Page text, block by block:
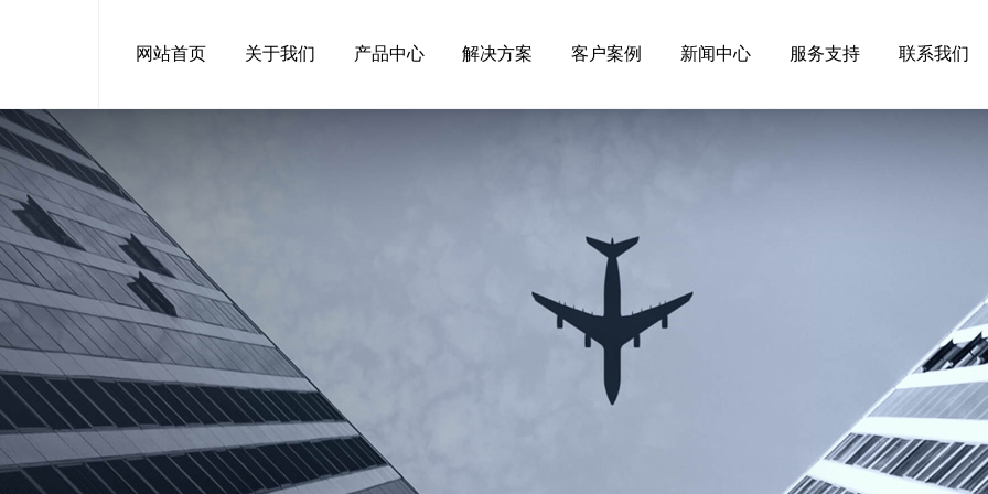
网站首页 关于我们 产品中心 解决方案 客户案例 新闻中心 服务支持 联系我们